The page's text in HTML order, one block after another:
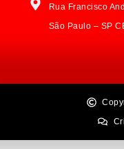
Rua Francisco
São Paulo – SP